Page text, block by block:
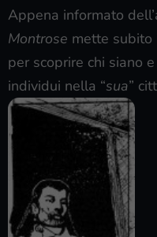
Appena informato
Montrose mette
per scoprire chi siano
individui nella “sua”